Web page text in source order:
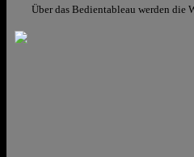
Über das Bedientableau werden die